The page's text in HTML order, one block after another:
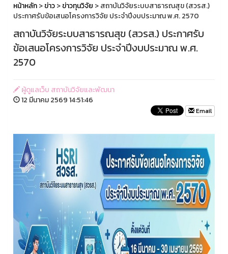
หน้าหลัก>ข่าว>ข่าวทุนวิจัย > สถาบันวิจัยระบบสาธารณสุข (สวรส.)
ประกาศรับข้อเสนอโครงการวิจัย ประจำปีงบประมาณ พ.ศ. 2570
สถาบันวิจัยระบบสาธารณสุข (สวรส.) ประกาศรับ
ข้อเสนอโครงการวิจัย ประจำปีงบประมาณ พ.ศ.
2570
ผู้ดูแลเว็บ สถาบันวิจัยและพัฒนา
12 มีนาคม 2569 14:51:46
Email